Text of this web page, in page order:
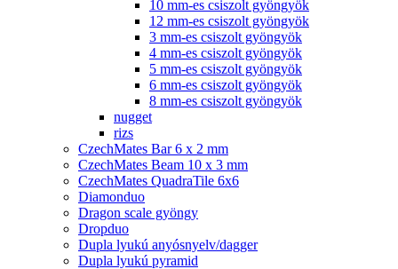
10 mm-es csiszolt gyöngyök
12 mm-es csiszolt gyöngyök
3 mm-es csiszolt gyöngyök
4 mm-es csiszolt gyöngyök
5 mm-es csiszolt gyöngyök
6 mm-es csiszolt gyöngyök
8 mm-es csiszolt gyöngyök
nugget
rizs
CzechMates Bar 6 x 2 mm
CzechMates Beam 10 x 3 mm
CzechMates QuadraTile 6x6
Diamonduo
Dragon scale gyöngy
Dropduo
Dupla lyukú anyósnyelv/dagger
Dupla lyukú pyramid